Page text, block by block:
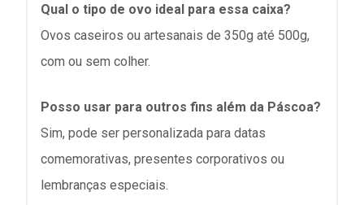
Qual o tipo de ovo ideal para essa caixa?
Ovos caseiros ou artesanais de 350g até 500g,
com ou sem colher.
Posso usar para outros fins além da Páscoa?
Sim, pode ser personalizada para datas
comemorativas, presentes corporativos ou
lembranças especiais.